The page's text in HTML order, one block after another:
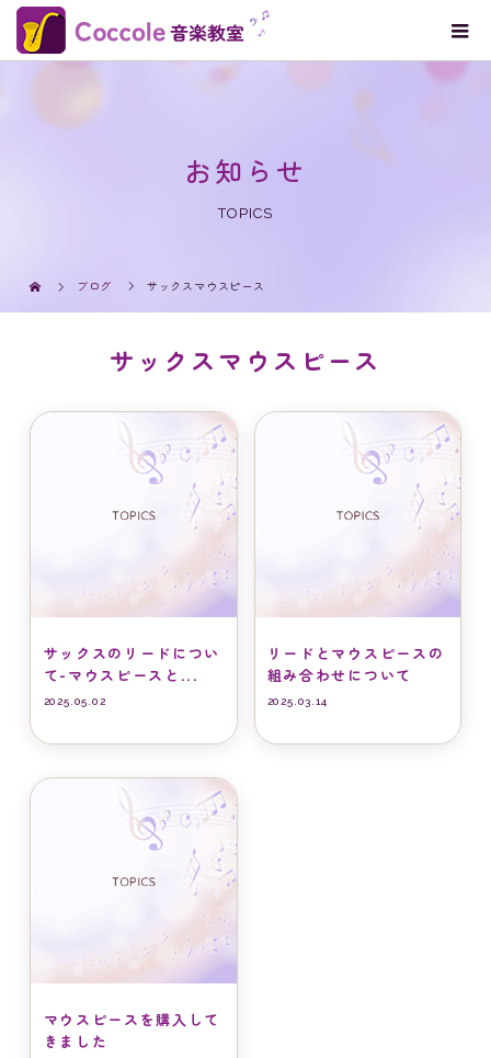
お知らせ
TOPICS
ブログ サックスマウスピース
サックスマウスピース
サックスのリードについ
て-マウスピースと...
2025.05.02
リードとマウスピースの
組み合わせについて
2025.03.14
マウスピースを購入して
きました